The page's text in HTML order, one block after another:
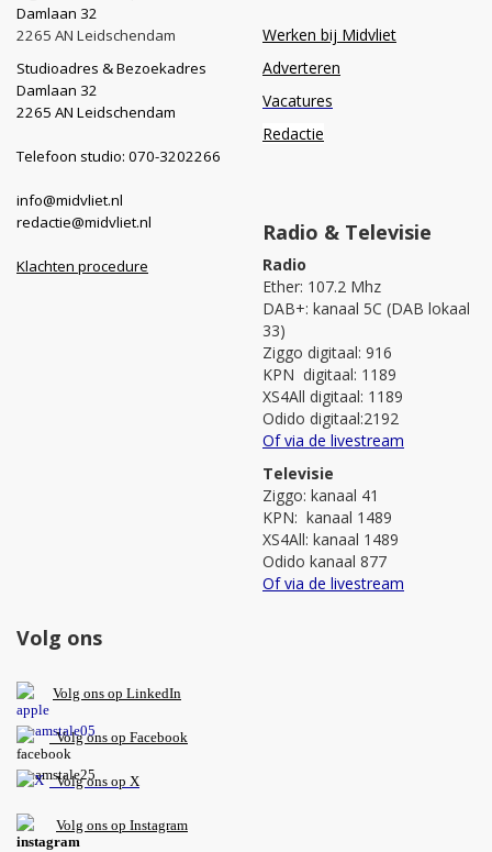
Damlaan 32
2265 AN Leidschendam
Studioadres & Bezoekadres
Damlaan 32
2265 AN Leidschendam
Telefoon studio: 070-3202266
info@midvliet.nl
redactie@midvliet.nl
Klachten procedure
Werken bij Midvliet
Adverteren
Vacatures
Redactie
Radio & Televisie
Radio
Ether: 107.2 Mhz
DAB+: kanaal 5C (DAB lokaal
33)
Ziggo digitaal: 916
KPN digitaal: 1189
XS4All digitaal: 1189
Odido digitaal:2192
Of via de livestream
Televisie
Ziggo: kanaal 41
KPN: kanaal 1489
XS4All: kanaal 1489
Odido kanaal 877
Of via de livestream
Volg ons
Volg ons op LinkedIn
Volg ons op Facebook
Volg ons op X
Volg ons op Instagram